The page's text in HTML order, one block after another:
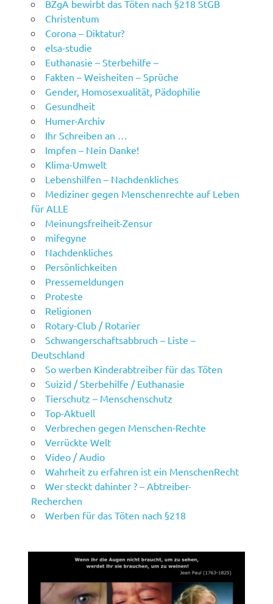
BZgA bewirbt das Töten nach §218 StGB
Christentum
Corona – Diktatur?
elsa-studie
Euthanasie – Sterbehilfe –
Fakten – Weisheiten – Sprüche
Gender, Homosexualität, Pädophilie
Gesundheit
Humer-Archiv
Ihr Schreiben an …
Impfen – Nein Danke!
Klima-Umwelt
Lebenshilfen – Nachdenkliches
Mediziner gegen Menschenrechte auf Leben
für ALLE
Meinungsfreiheit-Zensur
mifegyne
Nachdenkliches
Persönlichkeiten
Pressemeldungen
Proteste
Religionen
Rotary-Club / Rotarier
Schwangerschaftsabbruch – Liste –
Deutschland
So werben Kinderabtreiber für das Töten
Suizid / Sterbehilfe / Euthanasie
Tierschutz – Menschenschutz
Top-Aktuell
Verbrechen gegen Menschen-Rechte
Verrückte Welt
Video / Audio
Wahrheit zu erfahren ist ein MenschenRecht
Wer steckt dahinter ? – Abtreiber-
Recherchen
Werben für das Töten nach §218